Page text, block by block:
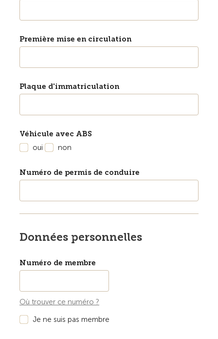
Première mise en circulation
Plaque d'immatriculation
Véhicule avec ABS
oui
non
Numéro de permis de conduire
Données personnelles
Numéro de membre
Où trouver ce numéro ?
Je ne suis pas membre